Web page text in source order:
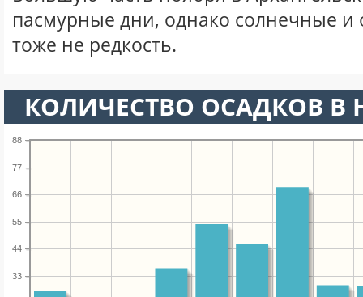
пасмурные дни, однако солнечные
тоже не редкость.
КОЛИЧЕСТВО ОСАДКОВ В
33
44
55
66
77
88